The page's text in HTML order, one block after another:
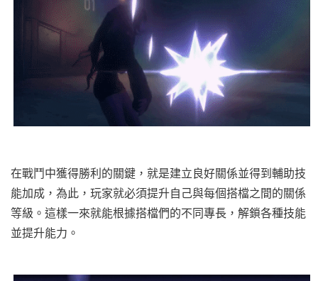
在戰鬥中獲得勝利的關鍵，就是建立良好關係並得到輔助技
能加成，為此，玩家就必須提升自己與每個搭檔之間的關係
等級。這樣一來就能根據搭檔們的不同專長，解鎖各種技能
並提升能力。